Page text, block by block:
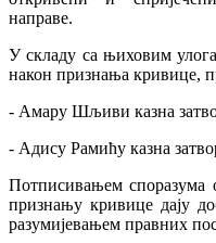
направе.
У складу са њиховим
након признања кривице,
- Амару Шљиви казна
- Адису Рамићу казна
Потписивањем споразума
признању кривице дају
разумијевањем правних